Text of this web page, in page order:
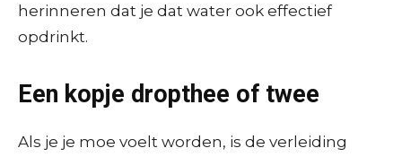
herinneren dat je dat water ook effectief
opdrinkt.
Een kopje dropthee of twee
Als je je moe voelt worden, is de verleiding